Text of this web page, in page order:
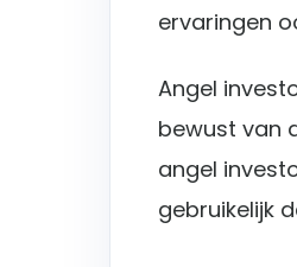
ervaringen
Angel
bewust van
angel
gebruikelijk